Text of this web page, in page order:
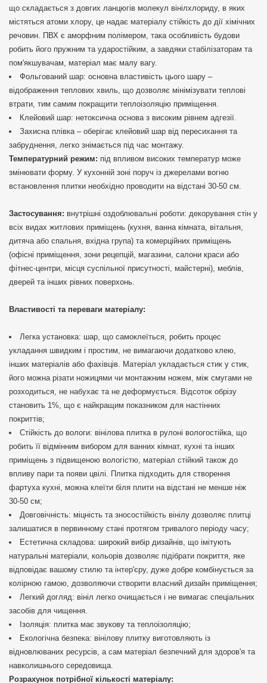
що складається з довгих ланцюгів молекул вінілхлориду, в яких
містяться атоми хлору, це надає матеріалу стійкість до дії хімічних
речовин. ПВХ є аморфним полімером, така особливість будови
робить його пружним та ударостійким, а завдяки стабілізаторам та
пом'якшувачам, матеріал має малу вагу.
Фольгований шар: основна властивість цього шару –
відображення теплових хвиль, що дозволяє мінімізувати теплові
втрати, тим самим покращити теплоізоляцію приміщення.
Клейовий шар: нетоксична основа з високим рівнем адгезії.
Захисна плівка – оберігає клейовий шар від пересихання та
забруднення, легко знімається під час монтажу.
Температурний режим: під впливом високих температур може
змінювати форму. У кухонній зоні поруч із джерелами вогню
встановлення плитки необхідно проводити на відстані 30-50 см.
Застосування: внутрішні оздоблювальні роботи: декорування стін у
всіх видах житлових приміщень (кухня, ванна кімната, вітальня,
дитяча або спальня, вхідна група) та комерційних приміщень
(офісні приміщення, зони рецепцій, магазини, салони краси або
фітнес-центри, місця суспільної присутності, майстерні), меблів,
дверей та інших рівних поверхонь.
Властивості та переваги матеріалу:
Легка установка: шар, що самоклеїться, робить процес
укладання швидким і простим, не вимагаючи додатково клею,
інших матеріалів або фахівців. Матеріал укладається стик у стик,
його можна різати ножицями чи монтажним ножем, між смугами не
розходиться, не набухає та не деформується. Відсоток обрізу
становить 1%, що є найкращим показником для настінних
покриттів;
Стійкість до вологи: вінілова плитка в рулоні вологостійка, що
робить її відмінним вибором для ванних кімнат, кухні та інших
приміщень з підвищеною вологістю, матеріал стійкий також до
впливу пари та появи цвілі. Плитка підходить для створення
фартуха кухні, можна клеїти біля плити на відстані не менше ніж
30-50 см;
Довговічність: міцність та зносостійкість вінілу дозволяє плитці
залишатися в первинному стані протягом тривалого періоду часу;
Естетична складова: широкий вибір дизайнів, що імітують
натуральні матеріали, кольорів дозволяє підібрати покриття, яке
відповідає вашому стилю та інтер'єру, дуже добре комбінується за
колірною гамою, дозволяючи створити власний дизайн приміщення;
Легкий догляд: вініл легко очищається і не вимагає спеціальних
засобів для чищення.
Ізоляція: плитка має звукову та теплоізоляцію;
Екологічна безпека: вінілову плитку виготовляють із
відновлюваних ресурсів, а сам матеріал безпечний для здоров'я та
навколишнього середовища.
Розрахунок потрібної кількості матеріалу: